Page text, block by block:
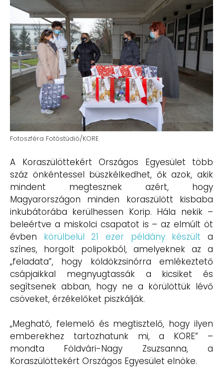
Fotoszféra Fotóstúdió/KORE
A Koraszülöttekért Országos Egyesület több
száz önkéntessel büszkélkedhet, ők azok, akik
mindent megtesznek azért, hogy
Magyarországon minden koraszülött kisbaba
inkubátorába kerülhessen Korip. Hála nekik –
beleértve a miskolci csapatot is – az elmúlt öt
évben körülbelül 21 ezer példány készült a
színes, horgolt polipokból, amelyeknek az a
„feladata”, hogy köldökzsinórra emlékeztető
csápjaikkal megnyugtassák a kicsiket és
segítsenek abban, hogy ne a körülöttük lévő
csöveket, érzékelőket piszkálják.
„Megható, felemelő és megtisztelő, hogy ilyen
emberekhez tartozhatunk mi, a KORE” –
mondta Földvári-Nagy Zsuzsanna, a
Koraszülöttekért Országos Egyesület elnöke.